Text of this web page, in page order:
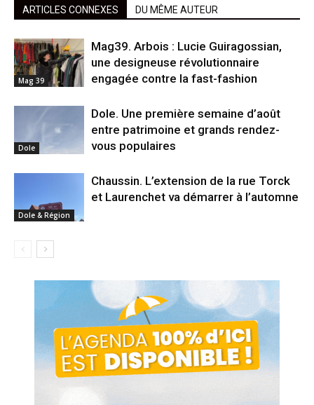
ARTICLES CONNEXES DU MÊME AUTEUR
Mag 39
Mag39. Arbois : Lucie Guiragossian,
une designeuse révolutionnaire
engagée contre la fast-fashion
Dole
Dole. Une première semaine d’août
entre patrimoine et grands rendez-
vous populaires
Dole & Région
Chaussin. L’extension de la rue Torck
et Laurenchet va démarrer à l’automne